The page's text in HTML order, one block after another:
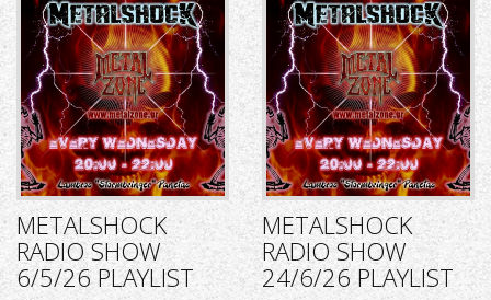
METALSHOCK
RADIO SHOW
6/5/26 PLAYLIST
METALSHOCK
RADIO SHOW
24/6/26 PLAYLIST